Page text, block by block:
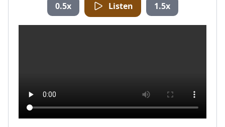
0.5x Listen 1.5x